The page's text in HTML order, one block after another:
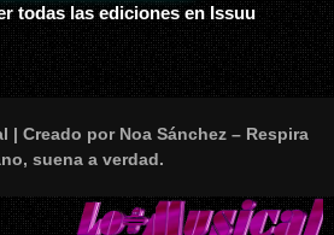
todas las ediciones en Issuu
| Creado por Noa Sánchez – Respira
suena a verdad.